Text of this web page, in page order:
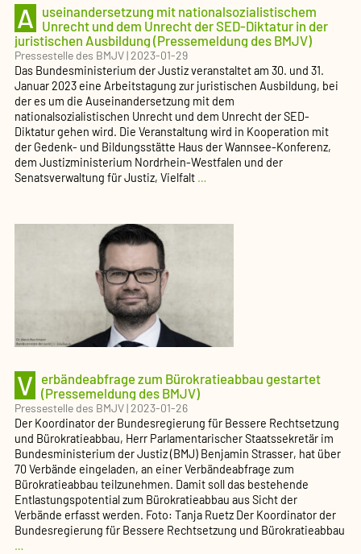
A useinandersetzung mit nationalsozialistischem
Unrecht und dem Unrecht der SED-Diktatur in der
juristischen Ausbildung (Pressemeldung des BMJV)
Pressestelle des BMJV|2023-01-29
Das Bundesministerium der Justiz veranstaltet am 30. und 31.
Januar 2023 eine Arbeitstagung zur juristischen Ausbildung, bei
der es um die Auseinandersetzung mit dem
nationalsozialistischen Unrecht und dem Unrecht der SED-
Diktatur gehen wird. Die Veranstaltung wird in Kooperation mit
der Gedenk- und Bildungsstätte Haus der Wannsee-Konferenz,
dem Justizministerium Nordrhein-Westfalen und der
Senatsverwaltung für Justiz, Vielfalt …
Unrecht
der
Ausbildung
(Pressemeldung
BMJV)
V erbändeabfrage zum Bürokratieabbau gestartet
(Pressemeldung des BMJV)
Pressestelle des BMJV|2023-01-26
Der Koordinator der Bundesregierung für Bessere Rechtsetzung
und Bürokratieabbau, Herr Parlamentarischer Staatssekretär im
Bundesministerium der Justiz (BMJ) Benjamin Strasser, hat über
70 Verbände eingeladen, an einer Verbändeabfrage zum
Bürokratieabbau teilzunehmen. Damit soll das bestehende
Entlastungspotential zum Bürokratieabbau aus Sicht der
Verbände erfasst werden. Foto: Tanja Ruetz Der Koordinator der
Bundesregierung für Bessere Rechtsetzung und Bürokratieabbau
…